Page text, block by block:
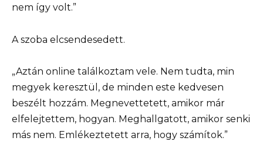
nem így volt.”
A szoba elcsendesedett.
„Aztán online találkoztam vele. Nem tudta, min
megyek keresztül, de minden este kedvesen
beszélt hozzám. Megnevettetett, amikor már
elfelejtettem, hogyan. Meghallgatott, amikor senki
más nem. Emlékeztetett arra, hogy számítok.”